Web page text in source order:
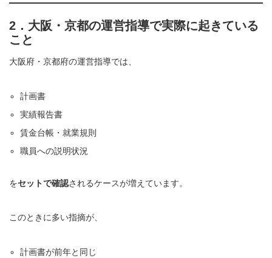
2．大阪・京都の運営指導で実際に起きている
こと
大阪府・京都府の運営指導では、
計画書
実績報告書
賃金台帳・就業規則
職員への説明状況
をセットで確認されるケースが増えています。
このときに多い指摘が、
計画書が前年と同じ